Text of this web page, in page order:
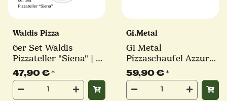
Waldis Pizza
6er Set Waldis
Pizzateller "Siena" | Ø
33
47,90 €*
Gi.Metal
Gi Metal
Pizzaschaufel Azzurra
| Ø 30 cm | Stiel 30
cm | rund
59,90 €*